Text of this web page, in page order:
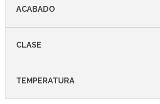
ACABADO
CLASE
TEMPERATURA